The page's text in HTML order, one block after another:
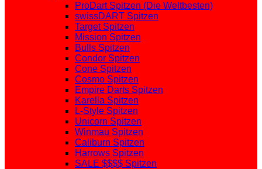
ProDart Spitzen (Die Weltbesten)
swissDART Spitzen
Target Spitzen
Mission Spitzen
Bulls Spitzen
Condor Spitzen
Cone Spitzen
Cosmo Spitzen
Empire Darts Spitzen
Karella Spitzen
L-Style Spitzen
Unicorn Spitzen
Winmau Spitzen
Caliburn Spitzen
Harrows Spitzen
SALE $$$$ Spitzen